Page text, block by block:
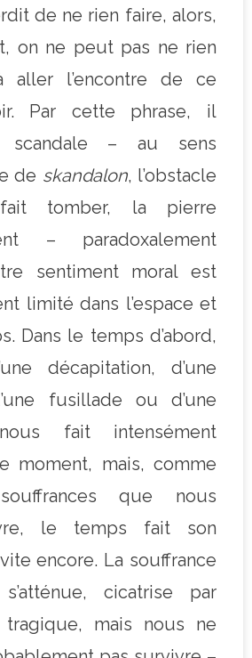
de ne rien faire, alors,
on ne peut pas ne rien
aller l’encontre de ce
Par cette phrase, il
scandale – au sens
de skandalon, l’obstacle
tomber, la pierre
– paradoxalement
sentiment moral est
limité dans l’espace et
Dans le temps d’abord,
décapitation, d’une
fusillade ou d’une
fait intensément
moment, mais, comme
que nous
le temps fait son
encore. La souffrance
cicatrise par
tragique, mais nous ne